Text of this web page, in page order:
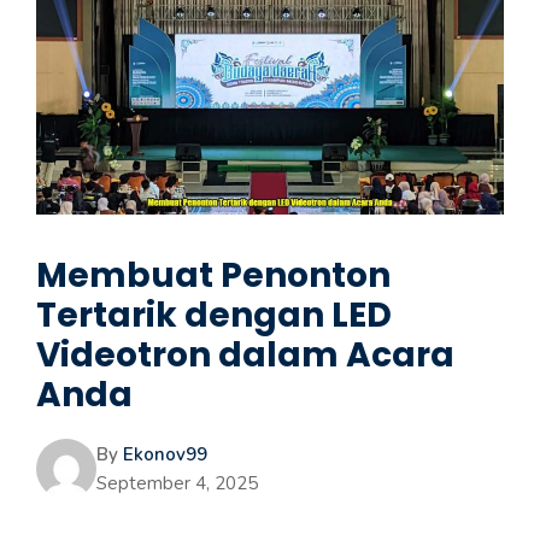
Membuat Penonton
Tertarik dengan LED
Videotron dalam Acara
Anda
By Ekonov99
September 4, 2025